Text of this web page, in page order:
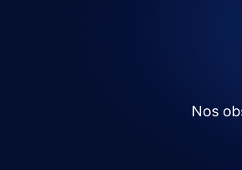
Nos